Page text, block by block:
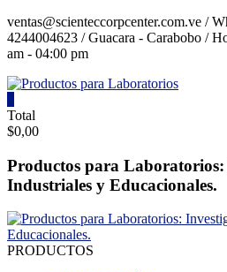
Saltar
contenido
ventas@scienteccorpcenter.com.ve /
4244004623 / Guacara - Carabobo /
am - 04:00 pm
Productos
para
Laboratorios
Investigación,
y
Educacionales.
Total
$0,00
Productos para Laboratorios:
Industriales y Educacionales.
PRODUCTOS